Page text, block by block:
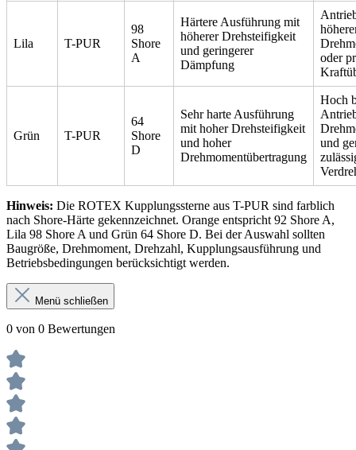
Lila T-PUR
98
Shore
A
Härtere Ausführung mit
höherer Drehsteifigkeit
und geringerer
Dämpfung
oder
Grün T-PUR
64
Shore
D
Sehr harte Ausführung
mit hoher Drehsteifigkeit
und hoher
Drehmomentübertragung
Hoch
und
Hinweis: Die ROTEX Kupplungssterne aus T-PUR sind farblich
nach Shore-Härte gekennzeichnet. Orange entspricht 92 Shore A,
Lila 98 Shore A und Grün 64 Shore D. Bei der Auswahl sollten
Baugröße, Drehmoment, Drehzahl, Kupplungsausführung und
Betriebsbedingungen berücksichtigt werden.
Menü schließen
0 von 0 Bewertungen